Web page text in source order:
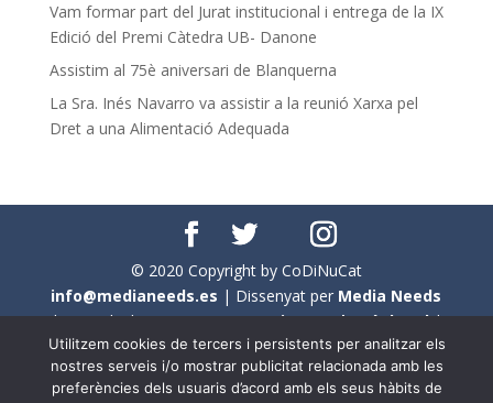
Vam formar part del Jurat institucional i entrega de la IX
Edició del Premi Càtedra UB- Danone
Assistim al 75è aniversari de Blanquerna
La Sra. Inés Navarro va assistir a la reunió Xarxa pel
Dret a una Alimentació Adequada
© 2020 Copyright by CoDiNuCat
info@medianeeds.es | Dissenyat per Media Needs
| Tots els drets reservats aCoDiNuCat |Avís legal|
Avís per cookies
En aquest web s'ha tingut en compte l'ús no sexista del
Utilitzem cookies de tercers i persistents per analitzar els
nostres serveis i/o mostrar publicitat relacionada amb les
preferències dels usuaris d’acord amb els seus hàbits de